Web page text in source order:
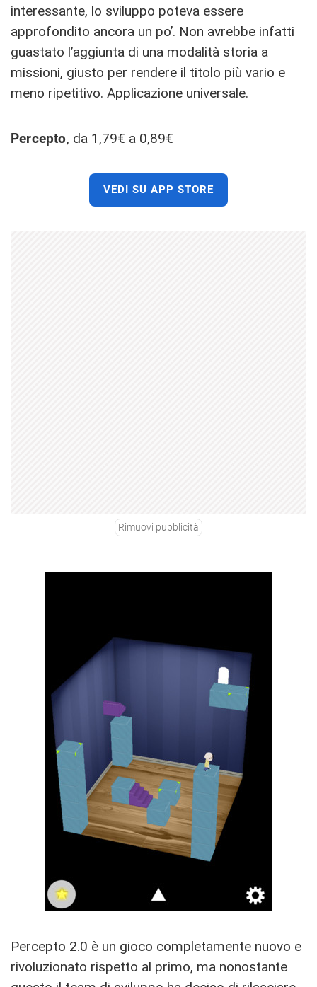
interessante, lo sviluppo poteva essere
approfondito ancora un po’. Non avrebbe infatti
guastato l’aggiunta di una modalità storia a
missioni, giusto per rendere il titolo più vario e
meno ripetitivo. Applicazione universale.
Percepto, da 1,79€ a 0,89€
VEDI SU APP STORE
Rimuovi pubblicità
Percepto 2.0 è un gioco completamente nuovo e
rivoluzionato rispetto al primo, ma nonostante